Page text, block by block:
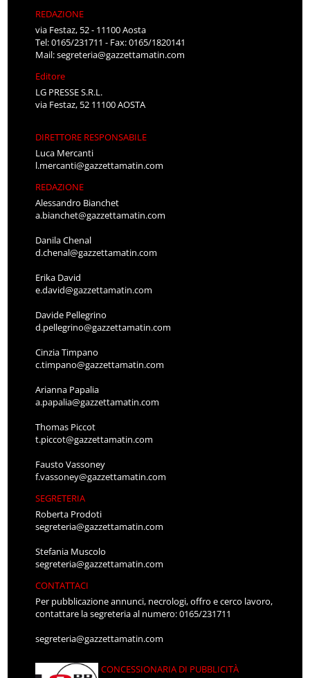
REDAZIONE
via Festaz, 52 - 11100 Aosta
Tel: 0165/231711 - Fax: 0165/1820141
Mail:segreteria@gazzettamatin.com
Editore
LG PRESSE S.R.L.
via Festaz, 52 11100 AOSTA
DIRETTORE RESPONSABILE
Luca Mercanti
l.mercanti@gazzettamatin.com
REDAZIONE
Alessandro Bianchet
a.bianchet@gazzettamatin.com
Danila Chenal
d.chenal@gazzettamatin.com
Erika David
e.david@gazzettamatin.com
Davide Pellegrino
d.pellegrino@gazzettamatin.com
Cinzia Timpano
c.timpano@gazzettamatin.com
Arianna Papalia
a.papalia@gazzettamatin.com
Thomas Piccot
t.piccot@gazzettamatin.com
Fausto Vassoney
f.vassoney@gazzettamatin.com
SEGRETERIA
Roberta Prodoti
segreteria@gazzettamatin.com
Stefania Muscolo
segreteria@gazzettamatin.com
CONTATTACI
Per pubblicazione annunci, necrologi, offro e cerco lavoro,
contattare la segreteria al numero: 0165/231711
segreteria@gazzettamatin.com
CONCESSIONARIA DI PUBBLICITÀ